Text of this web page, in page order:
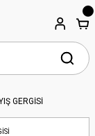
GERGİSİ